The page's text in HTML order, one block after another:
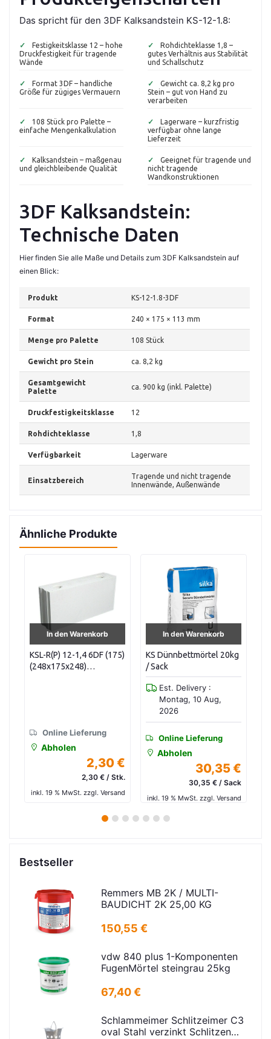
Das spricht für den 3DF Kalksandstein KS-12-1.8:
✓
Festigkeitsklasse 12 – hohe
Druckfestigkeit für tragende
Wände
✓
Rohdichteklasse 1,8 –
gutes Verhältnis aus Stabilität
und Schallschutz
✓
Format 3DF – handliche
Größe für zügiges Vermauern
✓
Gewicht ca. 8,2 kg pro
Stein – gut von Hand zu
verarbeiten
✓
108 Stück pro Palette –
einfache Mengenkalkulation
✓
Lagerware – kurzfristig
verfügbar ohne lange
Lieferzeit
✓
Kalksandstein – maßgenau
und gleichbleibende Qualität
✓
Geeignet für tragende und
nicht tragende
Wandkonstruktionen
3DF Kalksandstein:
Technische Daten
Hier finden Sie alle Maße und Details zum 3DF Kalksandstein auf
einen Blick:
Produkt KS-12-1.8-3DF
Format 240 × 175 × 113 mm
Menge pro Palette 108 Stück
Gewicht pro Stein ca. 8,2 kg
Gesamtgewicht
Palette
ca. 900 kg (inkl. Palette)
Druckfestigkeitsklasse 12
Rohdichteklasse 1,8
Verfügbarkeit Lagerware
Einsatzbereich
Tragende und nicht tragende
Innenwände, Außenwände
Ähnliche Produkte
In den Warenkorb
KS Dünnbettmörtel 20kg
/ Sack
Online Lieferung
Abholen
30,35 €
30,35 € / Sack
inkl. 19 % MwSt. zzgl. Versand
In den Warenkorb
KS-R(P) 12-1,8 6DF (175)
(248x175x248) 48
Online Lieferung
Abholen
2,54 €
2,54 € / Stk.
1 2 3 4 5 6 7
Bestseller
Remmers MB 2K / MULTI-
BAUDICHT 2K 25,00 KG
150,55 €
vdw 840 plus 1-Komponenten
FugenMörtel steingrau 25kg
67,40 €
Schlammeimer Schlitzeimer C3
oval Stahl verzinkt Schlitzen